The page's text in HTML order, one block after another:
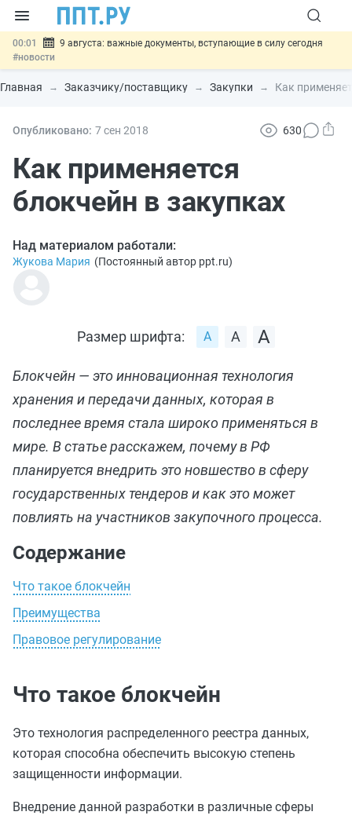
00:01
9 августа: важные документы, вступающие в силу сегодня
#новости
07.08 Подписан закон о блокировке продажи опасных товаров через
«Честный знак»#новости
07.08 Госпошлину за устранение ошибок в документах предлагают
07.08
отношений
#новости
Главная Заказчику/поставщику Закупки Как
Опубликовано: 7 сен 2018 630
Как применяется
блокчейн в закупках
Над материалом работали:
Жукова Мария (Постоянный автор ppt.ru)
Размер шрифта:
Блокчейн — это инновационная технология
хранения и передачи данных, которая в
последнее время стала широко применяться в
мире. В статье расскажем, почему в РФ
планируется внедрить это новшество в сферу
государственных тендеров и как это может
повлиять на участников закупочного процесса.
Содержание
Что такое блокчейн
Преимущества
Правовое регулирование
Что такое блокчейн
Это технология распределенного реестра данных,
которая способна обеспечить высокую степень
защищенности информации.
Внедрение данной разработки в различные сферы